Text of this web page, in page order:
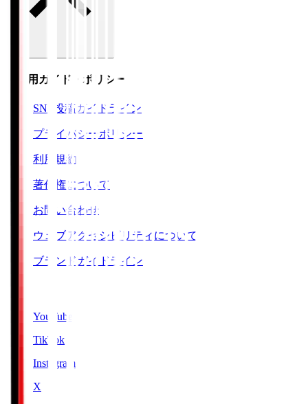
ご利用ガイド・ポリシー
SNS投稿ガイドライン
プライバシーポリシー
利用規約
著作権について
お問い合わせ
ウェブアクセシビリティについて
ブランドガイドライン
YouTube
TikTok
Instagram
X